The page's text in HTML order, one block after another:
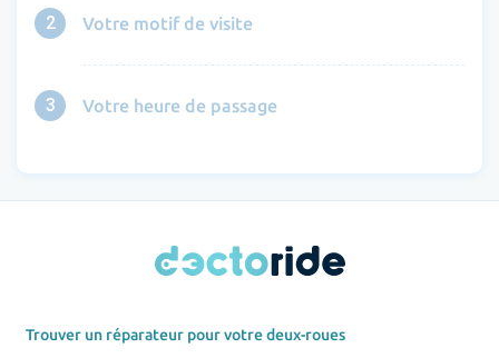
2 Votre motif de visite
3 Votre heure de passage
Trouver un réparateur pour votre deux-roues